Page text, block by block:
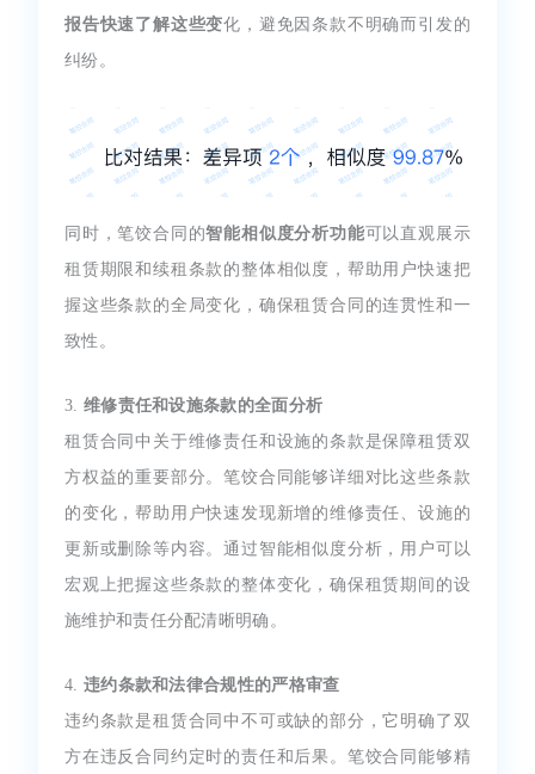
报告快速了解这些变化，避免因条款不明确而引发的
纠纷。
同时，笔饺合同的智能相似度分析功能可以直观展示
租赁期限和续租条款的整体相似度，帮助用户快速把
握这些条款的全局变化，确保租赁合同的连贯性和一
致性。
3. 维修责任和设施条款的全面分析
租赁合同中关于维修责任和设施的条款是保障租赁双
方权益的重要部分。笔饺合同能够详细对比这些条款
的变化，帮助用户快速发现新增的维修责任、设施的
更新或删除等内容。通过智能相似度分析，用户可以
宏观上把握这些条款的整体变化，确保租赁期间的设
施维护和责任分配清晰明确。
4. 违约条款和法律合规性的严格审查
违约条款是租赁合同中不可或缺的部分，它明确了双
方在违反合同约定时的责任和后果。笔饺合同能够精